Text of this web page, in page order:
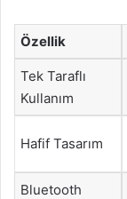
Özellik
Tek Taraflı
Kullanım
Hafif Tasarım
Bluetooth